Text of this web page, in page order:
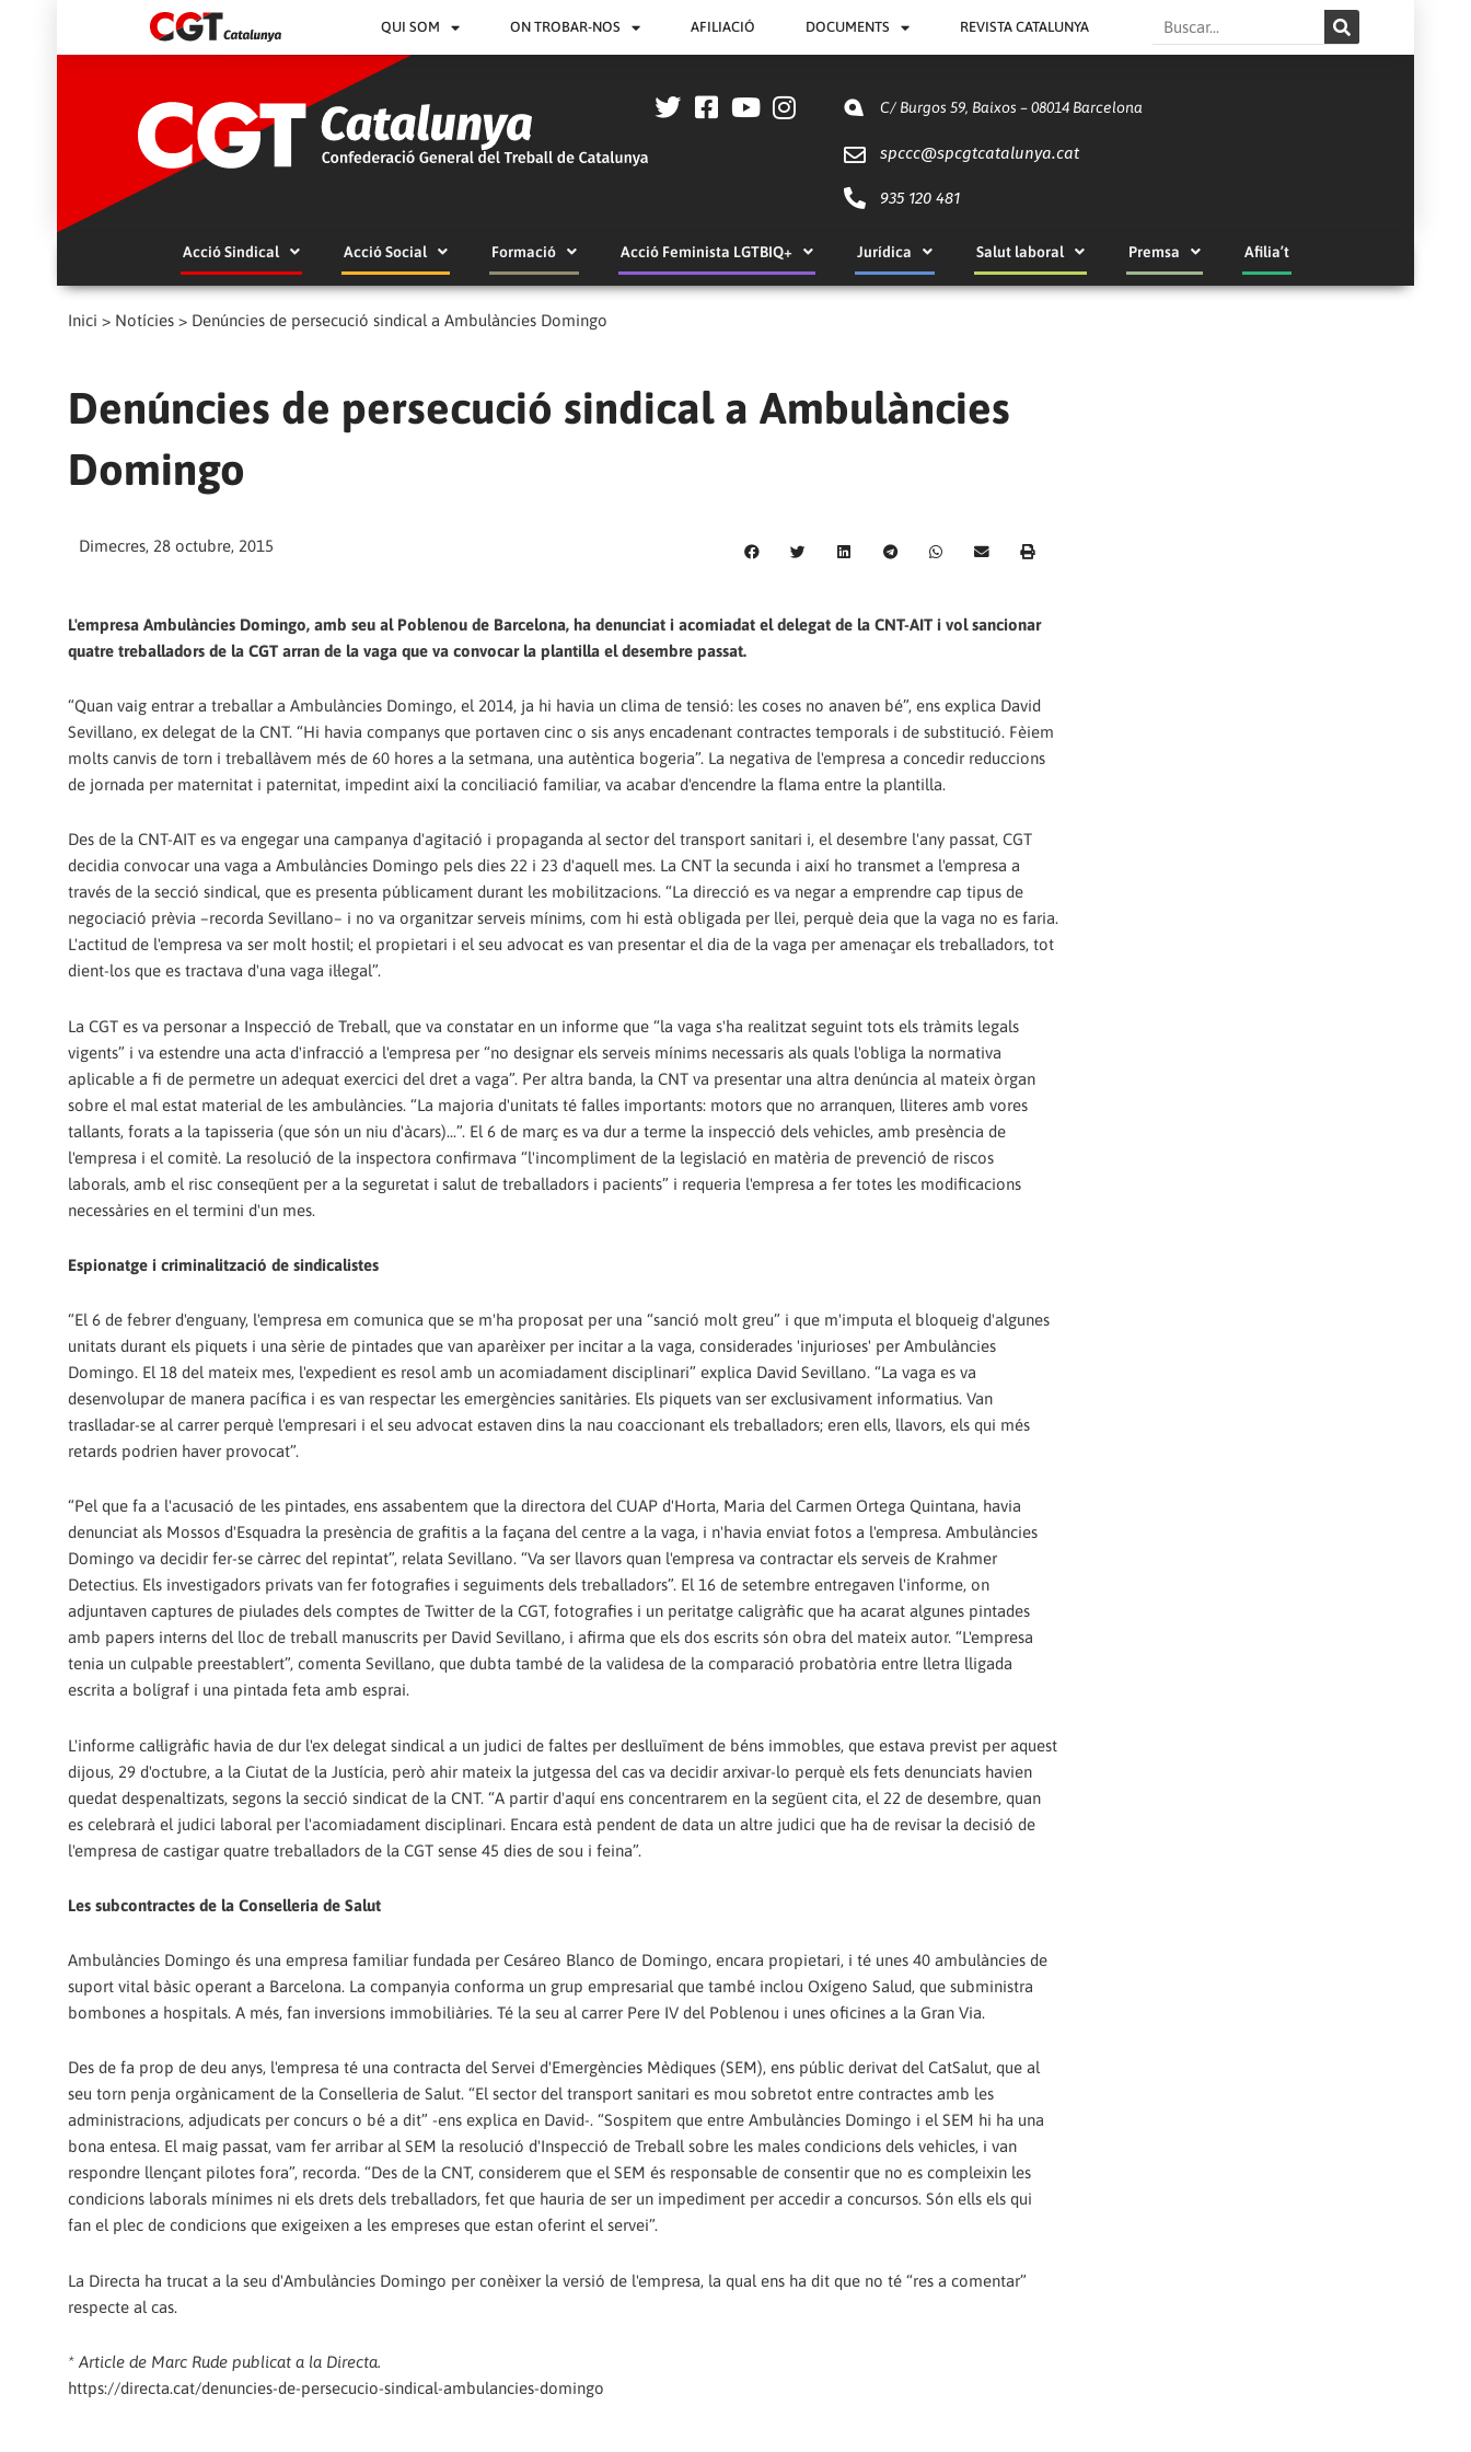
QUI SOM ON TROBAR-NOS AFILIACIÓ DOCUMENTS REVISTA CATALUNYA Search
C/ Burgos 59, Baixos – 08014 Barcelona
spccc@spcgtcatalunya.cat
935 120 481
Acció Sindical Acció Social Formació Acció Feminista LGTBIQ+ Jurídica Salut laboral Premsa Afilia’t
Inici > Notícies > Denúncies de persecució sindical a Ambulàncies Domingo
Denúncies de persecució sindical a Ambulàncies
Domingo
Dimecres, 28 octubre, 2015
L'empresa Ambulàncies Domingo, amb seu al Poblenou de Barcelona, ha denunciat i acomiadat el delegat de la CNT-AIT i vol sancionar
quatre treballadors de la CGT arran de la vaga que va convocar la plantilla el desembre passat.
“Quan vaig entrar a treballar a Ambulàncies Domingo, el 2014, ja hi havia un clima de tensió: les coses no anaven bé”, ens explica David
Sevillano, ex delegat de la CNT. “Hi havia companys que portaven cinc o sis anys encadenant contractes temporals i de substitució. Fèiem
molts canvis de torn i treballàvem més de 60 hores a la setmana, una autèntica bogeria”. La negativa de l'empresa a concedir reduccions
de jornada per maternitat i paternitat, impedint així la conciliació familiar, va acabar d'encendre la flama entre la plantilla.
Des de la CNT-AIT es va engegar una campanya d'agitació i propaganda al sector del transport sanitari i, el desembre l'any passat, CGT
decidia convocar una vaga a Ambulàncies Domingo pels dies 22 i 23 d'aquell mes. La CNT la secunda i així ho transmet a l'empresa a
través de la secció sindical, que es presenta públicament durant les mobilitzacions. “La direcció es va negar a emprendre cap tipus de
negociació prèvia –recorda Sevillano– i no va organitzar serveis mínims, com hi està obligada per llei, perquè deia que la vaga no es faria.
L'actitud de l'empresa va ser molt hostil; el propietari i el seu advocat es van presentar el dia de la vaga per amenaçar els treballadors, tot
dient-los que es tractava d'una vaga il·legal”.
La CGT es va personar a Inspecció de Treball, que va constatar en un informe que “la vaga s'ha realitzat seguint tots els tràmits legals
vigents” i va estendre una acta d'infracció a l'empresa per “no designar els serveis mínims necessaris als quals l'obliga la normativa
aplicable a fi de permetre un adequat exercici del dret a vaga”. Per altra banda, la CNT va presentar una altra denúncia al mateix òrgan
sobre el mal estat material de les ambulàncies. “La majoria d'unitats té falles importants: motors que no arranquen, lliteres amb vores
tallants, forats a la tapisseria (que són un niu d'àcars)...”. El 6 de març es va dur a terme la inspecció dels vehicles, amb presència de
l'empresa i el comitè. La resolució de la inspectora confirmava “l'incompliment de la legislació en matèria de prevenció de riscos
laborals, amb el risc conseqüent per a la seguretat i salut de treballadors i pacients” i requeria l'empresa a fer totes les modificacions
necessàries en el termini d'un mes.
Espionatge i criminalització de sindicalistes
“El 6 de febrer d'enguany, l'empresa em comunica que se m'ha proposat per una “sanció molt greu” i que m'imputa el bloqueig d'algunes
unitats durant els piquets i una sèrie de pintades que van aparèixer per incitar a la vaga, considerades 'injurioses' per Ambulàncies
Domingo. El 18 del mateix mes, l'expedient es resol amb un acomiadament disciplinari” explica David Sevillano. “La vaga es va
desenvolupar de manera pacífica i es van respectar les emergències sanitàries. Els piquets van ser exclusivament informatius. Van
traslladar-se al carrer perquè l'empresari i el seu advocat estaven dins la nau coaccionant els treballadors; eren ells, llavors, els qui més
retards podrien haver provocat”.
“Pel que fa a l'acusació de les pintades, ens assabentem que la directora del CUAP d'Horta, Maria del Carmen Ortega Quintana, havia
denunciat als Mossos d'Esquadra la presència de grafitis a la façana del centre a la vaga, i n'havia enviat fotos a l'empresa. Ambulàncies
Domingo va decidir fer-se càrrec del repintat”, relata Sevillano. “Va ser llavors quan l'empresa va contractar els serveis de Krahmer
Detectius. Els investigadors privats van fer fotografies i seguiments dels treballadors”. El 16 de setembre entregaven l'informe, on
adjuntaven captures de piulades dels comptes de Twitter de la CGT, fotografies i un peritatge caligràfic que ha acarat algunes pintades
amb papers interns del lloc de treball manuscrits per David Sevillano, i afirma que els dos escrits són obra del mateix autor. “L'empresa
tenia un culpable preestablert”, comenta Sevillano, que dubta també de la validesa de la comparació probatòria entre lletra lligada
escrita a bolígraf i una pintada feta amb esprai.
L'informe cal·ligràfic havia de dur l'ex delegat sindical a un judici de faltes per deslluïment de béns immobles, que estava previst per aquest
dijous, 29 d'octubre, a la Ciutat de la Justícia, però ahir mateix la jutgessa del cas va decidir arxivar-lo perquè els fets denunciats havien
quedat despenaltizats, segons la secció sindicat de la CNT. “A partir d'aquí ens concentrarem en la següent cita, el 22 de desembre, quan
es celebrarà el judici laboral per l'acomiadament disciplinari. Encara està pendent de data un altre judici que ha de revisar la decisió de
l'empresa de castigar quatre treballadors de la CGT sense 45 dies de sou i feina”.
Les subcontractes de la Conselleria de Salut
Ambulàncies Domingo és una empresa familiar fundada per Cesáreo Blanco de Domingo, encara propietari, i té unes 40 ambulàncies de
suport vital bàsic operant a Barcelona. La companyia conforma un grup empresarial que també inclou Oxígeno Salud, que subministra
bombones a hospitals. A més, fan inversions immobiliàries. Té la seu al carrer Pere IV del Poblenou i unes oficines a la Gran Via.
Des de fa prop de deu anys, l'empresa té una contracta del Servei d'Emergències Mèdiques (SEM), ens públic derivat del CatSalut, que al
seu torn penja orgànicament de la Conselleria de Salut. “El sector del transport sanitari es mou sobretot entre contractes amb les
administracions, adjudicats per concurs o bé a dit” -ens explica en David-. “Sospitem que entre Ambulàncies Domingo i el SEM hi ha una
bona entesa. El maig passat, vam fer arribar al SEM la resolució d'Inspecció de Treball sobre les males condicions dels vehicles, i van
respondre llençant pilotes fora”, recorda. “Des de la CNT, considerem que el SEM és responsable de consentir que no es compleixin les
condicions laborals mínimes ni els drets dels treballadors, fet que hauria de ser un impediment per accedir a concursos. Són ells els qui
fan el plec de condicions que exigeixen a les empreses que estan oferint el servei”.
La Directa ha trucat a la seu d'Ambulàncies Domingo per conèixer la versió de l'empresa, la qual ens ha dit que no té “res a comentar”
respecte al cas.
* Article de Marc Rude publicat a la Directa.
https://directa.cat/denuncies-de-persecucio-sindical-ambulancies-domingo